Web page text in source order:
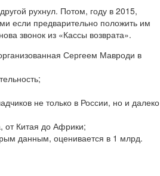
рухнул. Потом, году в 2015,
если предварительно положить им
звонок из «Кассы возврата».
Сергеем Мавроди в
не только в России, но и далеко
Китая до Африки;
данным, оценивается в 1 млрд.